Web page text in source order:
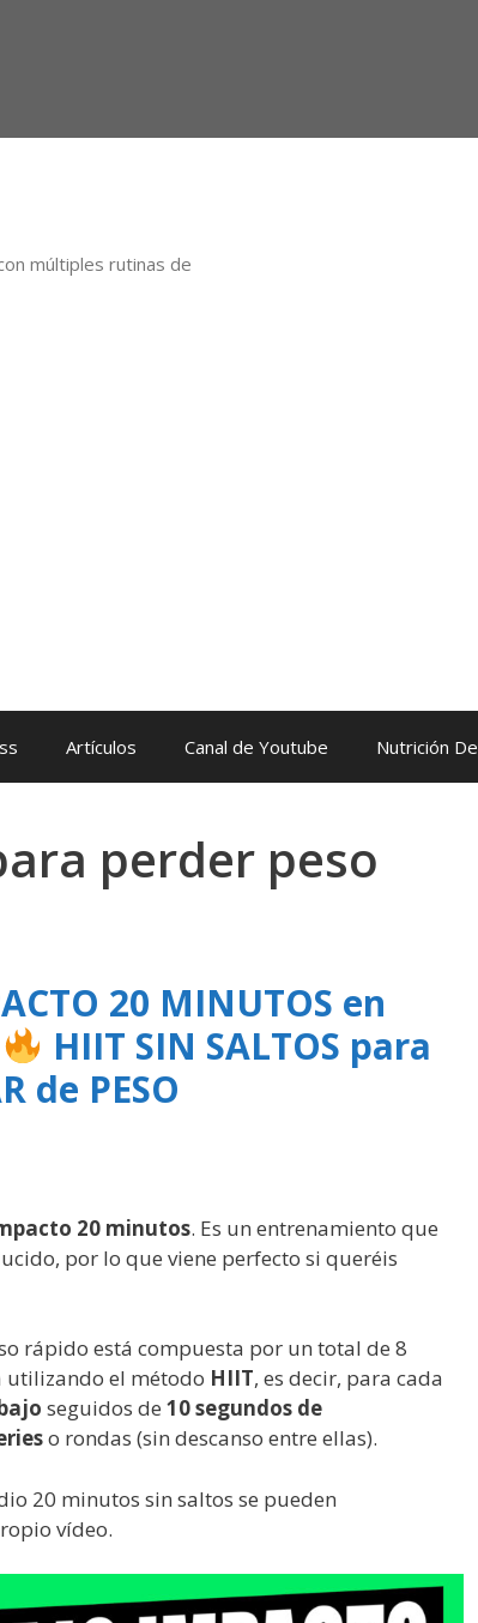
múltiples rutinas de
Artículos Canal de Youtube Nutrición
perder peso
20 MINUTOS en
HIIT SIN SALTOS para
de PESO
20 minutos. Es un entrenamiento que
por lo que viene perfecto si queréis
rápido está compuesta por un total de 8
utilizando el método HIIT, es decir, para cada
seguidos de 10 segundos de
o rondas (sin descanso entre ellas).
20 minutos sin saltos se pueden
vídeo.